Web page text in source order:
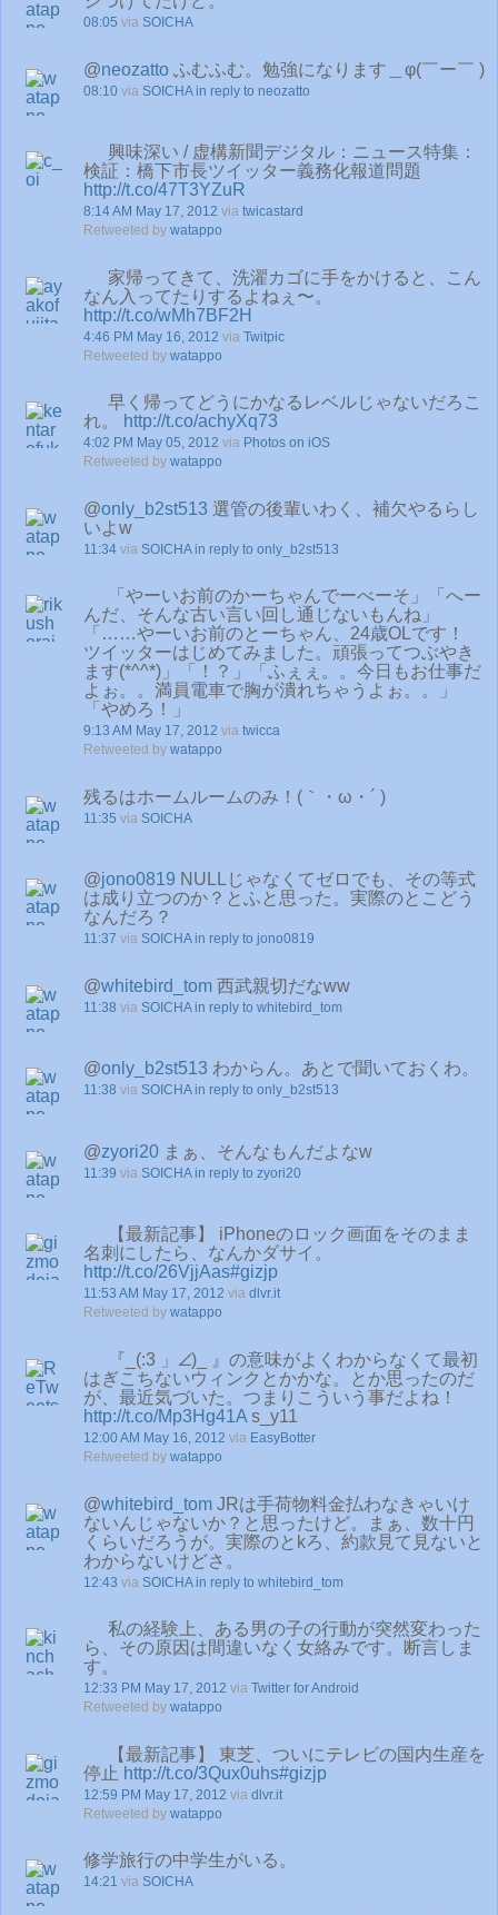
08:05 via SOICHA
@neozatto ふむふむ。勉強になります＿φ(￣ー￣ )
08:10 via SOICHA in reply to neozatto
興味深い / 虚構新聞デジタル：ニュース特集：
検証：橋下市長ツイッター義務化報道問題
http://t.co/47T3YZuR
8:14 AM May 17, 2012 via twicastard
Retweeted by watappo
家帰ってきて、洗濯カゴに手をかけると、こん
なん入ってたりするよねぇ〜。
http://t.co/wMh7BF2H
4:46 PM May 16, 2012 via Twitpic
Retweeted by watappo
早く帰ってどうにかなるレベルじゃないだろこ
れ。
http://t.co/achyXq73
4:02 PM May 05, 2012 via Photos on iOS
Retweeted by watappo
@only_b2st513 選管の後輩いわく、補欠やるらし
いよw
11:34 via SOICHA in reply to only_b2st513
「やーいお前のかーちゃんでーべーそ」「へー
んだ、そんな古い言い回し通じないもんね」
「……やーいお前のとーちゃん、24歳OLです！
ツイッターはじめてみました。頑張ってつぶやき
ます(*^^*)」「！？」「ふぇぇ。。今日もお仕事だ
よぉ。。満員電車で胸が潰れちゃうよぉ。。」
「やめろ！」
9:13 AM May 17, 2012 via twicca
Retweeted by watappo
残るはホームルームのみ！(｀・ω・´ )
11:35 via SOICHA
@jono0819 NULLじゃなくてゼロでも、その等式
は成り立つのか？とふと思った。実際のとこどう
なんだろ？
11:37 via SOICHA in reply to jono0819
@whitebird_tom 西武親切だなww
11:38 via SOICHA in reply to whitebird_tom
@only_b2st513 わからん。あとで聞いておくわ。
11:38 via SOICHA in reply to only_b2st513
@zyori20 まぁ、そんなもんだよなw
11:39 via SOICHA in reply to zyori20
【最新記事】 iPhoneのロック画面をそのまま
名刺にしたら、なんかダサイ。
http://t.co/26VjjAas#gizjp
11:53 AM May 17, 2012 via dlvr.it
Retweeted by watappo
『_(:3 」∠)_ 』の意味がよくわからなくて最初
はぎこちないウィンクとかかな。とか思ったのだ
が、最近気づいた。つまりこういう事だよね！
http://t.co/Mp3Hg41A s_y11
12:00 AM May 16, 2012 via EasyBotter
Retweeted by watappo
@whitebird_tom JRは手荷物料金払わなきゃいけ
ないんじゃないか？と思ったけど。まぁ、数十円
くらいだろうが。実際のとkろ、約款見て見ないと
わからないけどさ。
12:43 via SOICHA in reply to whitebird_tom
私の経験上、ある男の子の行動が突然変わった
ら、その原因は間違いなく女絡みです。断言しま
す。
12:33 PM May 17, 2012 via Twitter for Android
Retweeted by watappo
【最新記事】 東芝、ついにテレビの国内生産を
停止 http://t.co/3Qux0uhs#gizjp
12:59 PM May 17, 2012 via dlvr.it
Retweeted by watappo
修学旅行の中学生がいる。
14:21 via SOICHA